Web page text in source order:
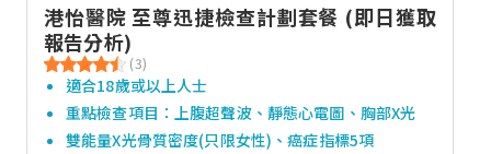
港怡醫院 至尊迅捷檢查計劃套餐 (即日獲取
報告分析)
(3)
適合18歲或以上人士
重點檢查項目：上腹超聲波、靜態心電圖、胸部X光
雙能量X光骨質密度(只限女性)、癌症指標5項